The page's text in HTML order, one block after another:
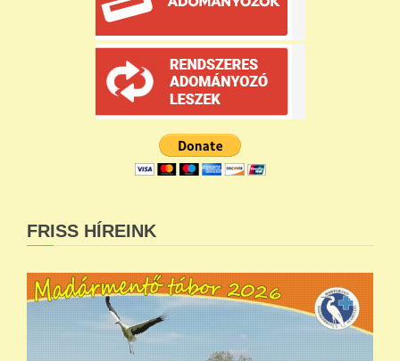
FRISS HÍREINK